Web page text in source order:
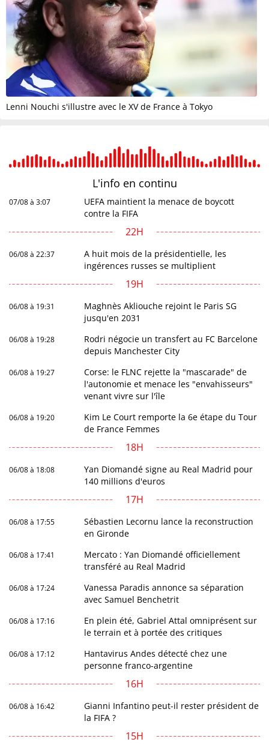
Lenni Nouchi s'illustre avec le XV de France à Tokyo
L'info en continu
07/08 à 3:07
UEFA maintient la menace de boycott
contre la FIFA
22H
06/08 à 22:37
A huit mois de la présidentielle, les
ingérences russes se multiplient
19H
06/08 à 19:31
Maghnès Akliouche rejoint le Paris SG
jusqu'en 2031
06/08 à 19:28
Rodri négocie un transfert au FC Barcelone
depuis Manchester City
06/08 à 19:27
Corse: le FLNC rejette la "mascarade" de
l'autonomie et menace les "envahisseurs"
venant vivre sur l'île
06/08 à 19:20
Kim Le Court remporte la 6e étape du Tour
de France Femmes
18H
06/08 à 18:08
Yan Diomandé signe au Real Madrid pour
140 millions d'euros
17H
06/08 à 17:55
Sébastien Lecornu lance la reconstruction
en Gironde
06/08 à 17:41
Mercato : Yan Diomandé officiellement
transféré au Real Madrid
06/08 à 17:24
Vanessa Paradis annonce sa séparation
avec Samuel Benchetrit
06/08 à 17:16
En plein été, Gabriel Attal omniprésent sur
le terrain et à portée des critiques
06/08 à 17:12
Hantavirus Andes détecté chez une
personne franco-argentine
16H
06/08 à 16:42
Gianni Infantino peut-il rester président de
la FIFA ?
15H